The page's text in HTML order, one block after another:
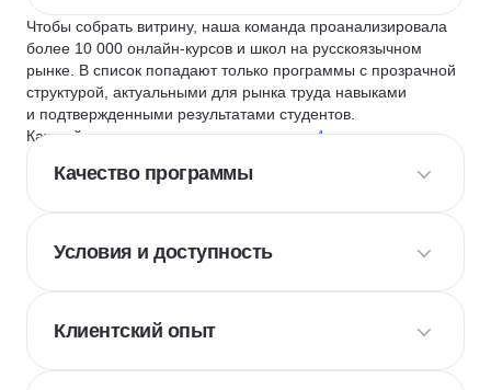
Чтобы собрать витрину, наша команда проанализировала
более 10 000 онлайн-курсов и школ на русскоязычном
рынке. В список попадают только программы с прозрачной
структурой, актуальными для рынка труда навыками
и подтвержденными результатами студентов.
Каждый курс и школу мы оцениваем по
4 критериям
Качество программы
Условия и доступность
Клиентский опыт